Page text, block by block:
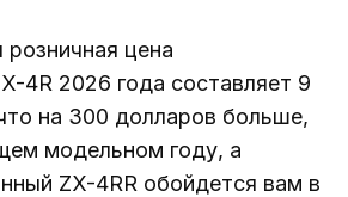
цена
4R 2026 года составляет 9
на 300 долларов больше,
модельном году, а
ZX-4RR обойдется вам в